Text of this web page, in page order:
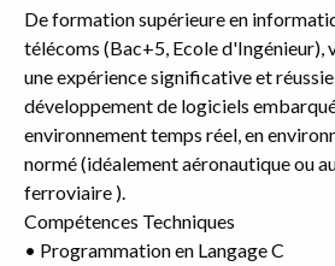
De formation supérieure en
télécoms (Bac+5, Ecole d'Ingénieur),
une expérience significative et
développement de logiciels
environnement temps réel, en
normé (idéalement aéronautique ou
ferroviaire ).
Compétences Techniques
• Programmation en Langage C